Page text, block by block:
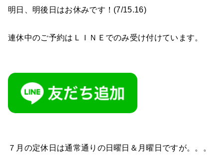
明日、明後日はお休みです！(7/15.16)
連休中のご予約はＬＩＮＥでのみ受け付けています。
７月の定休日は通常通りの日曜日＆月曜日ですが。。。